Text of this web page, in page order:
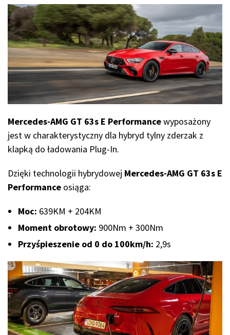
Mercedes-AMG GT 63s E Performancewyposażony
jest w charakterystyczny dla hybryd tylny zderzak z
klapką do ładowania Plug-In.
Dzięki technologii hybrydowej Mercedes-AMG GT 63s E
Performance osiąga:
Moc: 639KM + 204KM
Moment obrotowy: 900Nm + 300Nm
Przyśpieszenie od 0 do 100km/h: 2,9s